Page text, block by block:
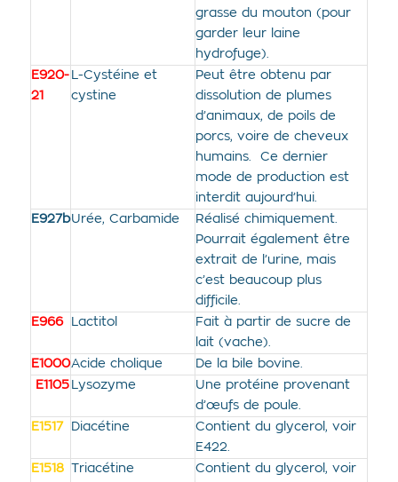
grasse du mouton (pour
garder leur laine
hydrofuge).
E920-
21
L-Cystéine et
cystine
Peut être obtenu par
dissolution de plumes
d’animaux, de poils de
porcs, voire de cheveux
humains. Ce dernier
mode de production est
interdit aujourd’hui.
E927bUrée, Carbamide
Réalisé chimiquement.
Pourrait également être
extrait de l’urine, mais
c’est beaucoup plus
difficile.
E966
Lactitol
Fait à partir de sucre de
lait (vache).
E1000Acide cholique
De la bile bovine.
E1105 Lysozyme
Une protéine provenant
d’œufs de poule.
E1517
Diacétine
Contient du glycerol, voir
E422.
E1518
Triacétine
Contient du glycerol, voir